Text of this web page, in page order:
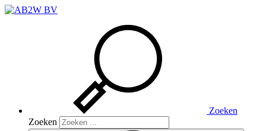
Zoeken
Zoeken